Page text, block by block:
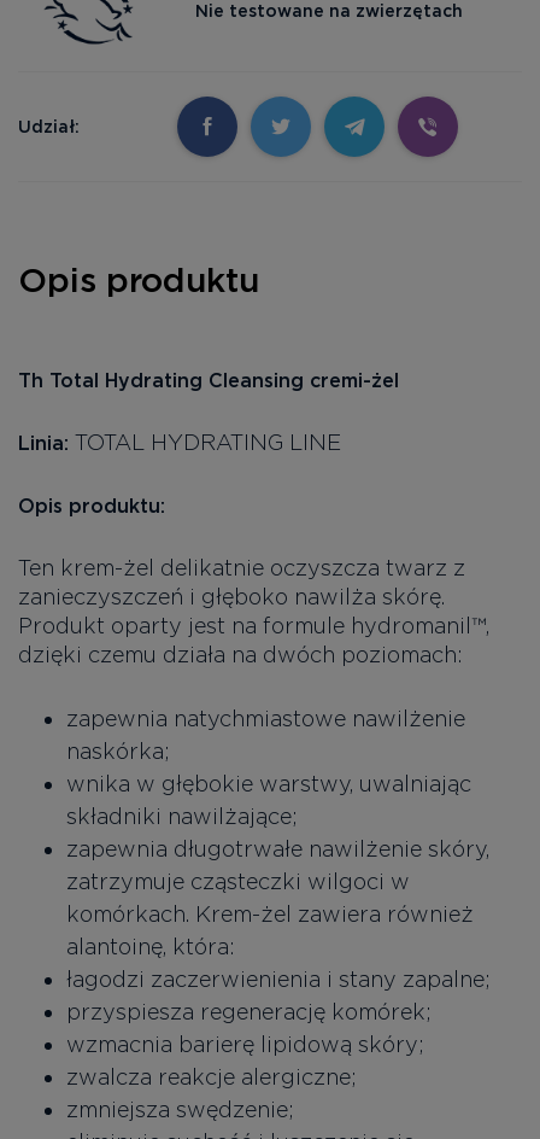
Nie testowane na zwierzętach
Udział:
Opis produktu
Th Total Hydrating Cleansing cremi-żel
Linia: TOTAL HYDRATING LINE
Opis produktu:
Ten krem-żel delikatnie oczyszcza twarz z
zanieczyszczeń i głęboko nawilża skórę.
Produkt oparty jest na formule hydromanil™,
dzięki czemu działa na dwóch poziomach:
zapewnia natychmiastowe nawilżenie
naskórka;
wnika w głębokie warstwy, uwalniając
składniki nawilżające;
zapewnia długotrwałe nawilżenie skóry,
zatrzymuje cząsteczki wilgoci w
komórkach. Krem-żel zawiera również
alantoinę, która:
łagodzi zaczerwienienia i stany zapalne;
przyspiesza regenerację komórek;
wzmacnia barierę lipidową skóry;
zwalcza reakcje alergiczne;
zmniejsza swędzenie;